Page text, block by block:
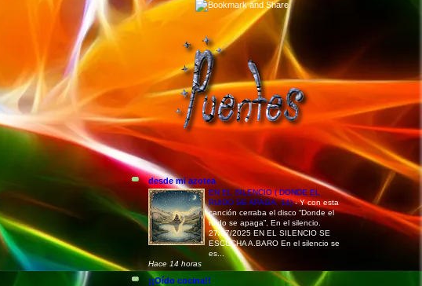
desde mi azotea
EN EL SILENCIO ( DONDE EL
RUIDO SE APAGA, 14)-Y con esta
canción cerraba el disco “Donde el
ruido se apaga”, En el silencio.
27/07/2025 EN EL SILENCIO SE
ESCUCHA A.BARO En el silencio se
es...
Hace 14 horas
¡¡Oído cocina!!